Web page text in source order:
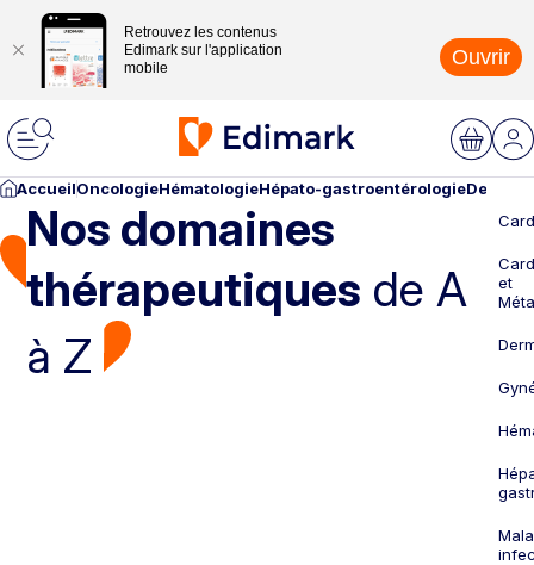
Retrouvez les contenus
Edimark sur l'application
mobile
Ouvrir
AccueilOncologieHématologieHépato-gastroentérologie
Nos domaines
thérapeutiques de A
à Z
et